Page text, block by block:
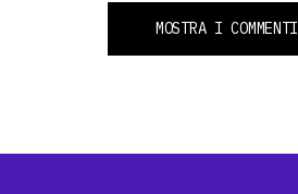
MOSTRA I COMMENTI